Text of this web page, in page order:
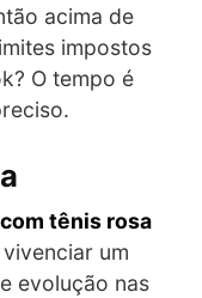
acima de
impostos
O tempo é
tênis rosa
um
evolução nas